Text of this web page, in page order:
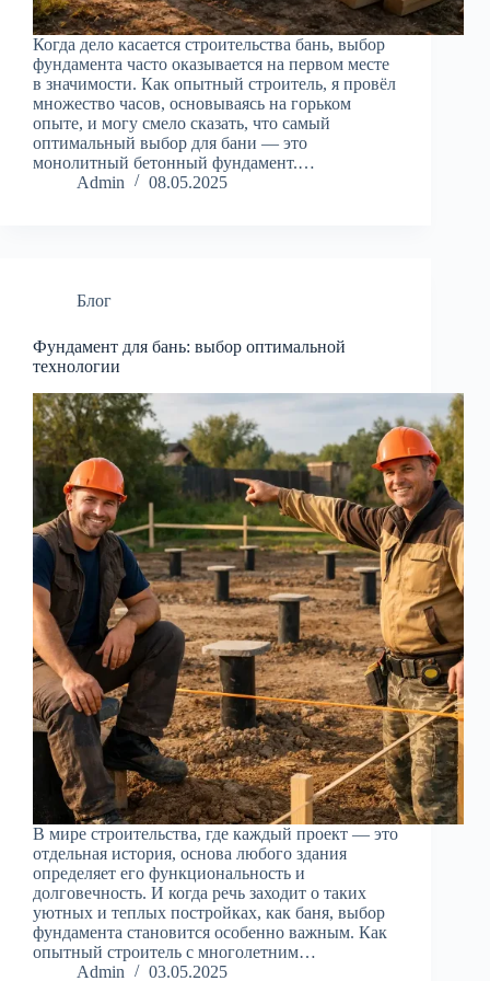
Когда дело касается строительства бань, выбор
фундамента часто оказывается на первом месте
в значимости. Как опытный строитель, я провёл
множество часов, основываясь на горьком
опыте, и могу смело сказать, что самый
оптимальный выбор для бани — это
монолитный бетонный фундамент.…
Admin
08.05.2025
Блог
Фундамент для бань: выбор оптимальной
технологии
В мире строительства, где каждый проект — это
отдельная история, основа любого здания
определяет его функциональность и
долговечность. И когда речь заходит о таких
уютных и теплых постройках, как баня, выбор
фундамента становится особенно важным. Как
опытный строитель с многолетним…
Admin
03.05.2025